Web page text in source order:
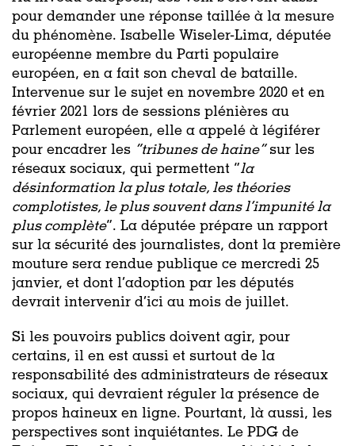
pour demander une réponse taillée à la mesure
du phénomène. Isabelle Wiseler-Lima, députée
européenne membre du Parti populaire
européen, en a fait son cheval de bataille.
Intervenue sur le sujet en novembre 2020 et en
février 2021 lors de sessions plénières au
Parlement européen, elle a appelé à légiférer
pour encadrer les “tribunes de haine”sur les
réseaux sociaux, qui permettent “la
désinformation la plus totale, les théories
complotistes, le plus souvent dans l’impunité la
plus complète”. La députée prépare un rapport
sur la sécurité des journalistes, dont la première
mouture sera rendue publique ce mercredi 25
janvier, et dont l’adoption par les députés
devrait intervenir d’ici au mois de juillet.
Si les pouvoirs publics doivent agir, pour
certains, il en est aussi et surtout de la
responsabilité des administrateurs de réseaux
sociaux, qui devraient réguler la présence de
propos haineux en ligne. Pourtant, là aussi, les
perspectives sont inquiétantes. Le PDG de